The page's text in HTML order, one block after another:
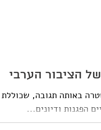
הציבור הערבי
הפגנות ודיונים...